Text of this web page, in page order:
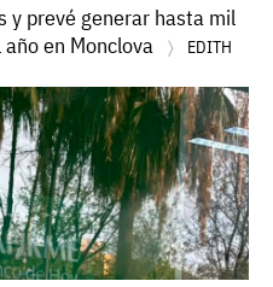
y prevé generar hasta mil
en Monclova
EDITH